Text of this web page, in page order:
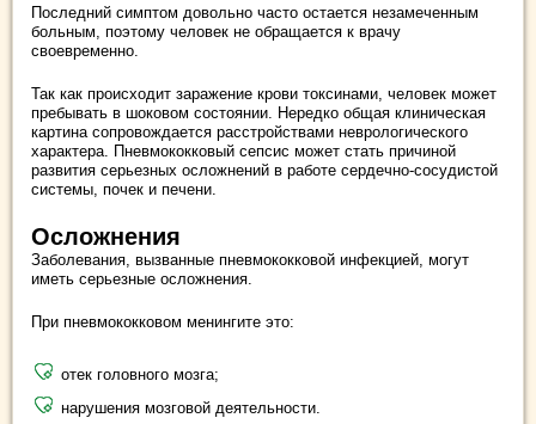
Последний симптом довольно часто остается незамеченным
больным, поэтому человек не обращается к врачу
своевременно.
Так как происходит заражение крови токсинами, человек может
пребывать в шоковом состоянии. Нередко общая клиническая
картина сопровождается расстройствами неврологического
характера. Пневмококковый сепсис может стать причиной
развития серьезных осложнений в работе сердечно-сосудистой
системы, почек и печени.
Осложнения
Заболевания, вызванные пневмококковой инфекцией, могут
иметь серьезные осложнения.
При пневмококковом менингите это:
отек головного мозга;
нарушения мозговой деятельности.